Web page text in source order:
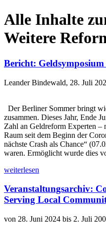
Alle Inhalte
Weitere
Bericht:
Leander Bindewald, 28. Juli
Der Berliner Sommer bringt
zusammen. Dieses Jahr, Ende
Zahl an Geldreform Experten –
Raum seit dem Beginn der
nächste Crash als Chance“
waren. Ermöglicht wurde dies
weiterlesen
Veranstaltungsarchiv:
Serving Local
von 28. Juni 2024 bis 2. Juli